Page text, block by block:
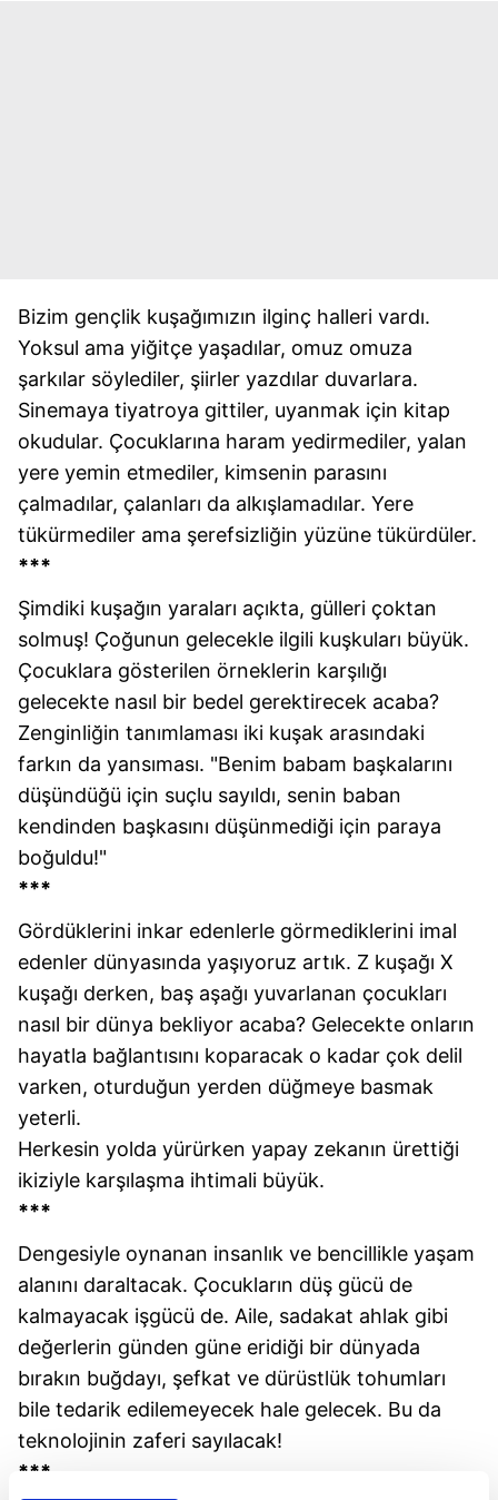
Bizim gençlik kuşağımızın ilginç halleri vardı.
Yoksul ama yiğitçe yaşadılar, omuz omuza
şarkılar söylediler, şiirler yazdılar duvarlara.
Sinemaya tiyatroya gittiler, uyanmak için kitap
okudular. Çocuklarına haram yedirmediler, yalan
yere yemin etmediler, kimsenin parasını
çalmadılar, çalanları da alkışlamadılar. Yere
tükürmediler ama şerefsizliğin yüzüne tükürdüler.
***
Şimdiki kuşağın yaraları açıkta, gülleri çoktan
solmuş! Çoğunun gelecekle ilgili kuşkuları büyük.
Çocuklara gösterilen örneklerin karşılığı
gelecekte nasıl bir bedel gerektirecek acaba?
Zenginliğin tanımlaması iki kuşak arasındaki
farkın da yansıması. "Benim babam başkalarını
düşündüğü için suçlu sayıldı, senin baban
kendinden başkasını düşünmediği için paraya
boğuldu!"
***
Gördüklerini inkar edenlerle görmediklerini imal
edenler dünyasında yaşıyoruz artık. Z kuşağı X
kuşağı derken, baş aşağı yuvarlanan çocukları
nasıl bir dünya bekliyor acaba? Gelecekte onların
hayatla bağlantısını koparacak o kadar çok delil
varken, oturduğun yerden düğmeye basmak
yeterli.
Herkesin yolda yürürken yapay zekanın ürettiği
ikiziyle karşılaşma ihtimali büyük.
***
Dengesiyle oynanan insanlık ve bencillikle yaşam
alanını daraltacak. Çocukların düş gücü de
kalmayacak işgücü de. Aile, sadakat ahlak gibi
değerlerin günden güne eridiği bir dünyada
bırakın buğdayı, şefkat ve dürüstlük tohumları
bile tedarik edilemeyecek hale gelecek. Bu da
teknolojinin zaferi sayılacak!
***